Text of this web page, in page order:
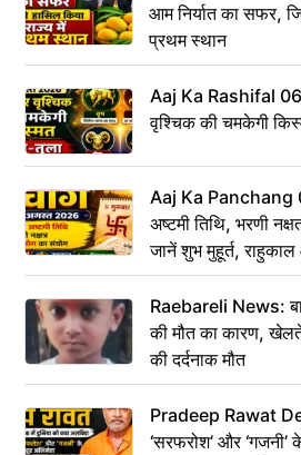
आम निर्यात का सफर,
प्रथम स्थान
Aaj Ka Rashifal
वृश्चिक की चमकेगी
Aaj Ka
अष्टमी तिथि, भरणी
जानें शुभ मुहूर्त,
Raebareli News:
की मौत का कारण,
की दर्दनाक मौत
Pradeep Rawat
‘सरफरोश’ और ‘गजनी’